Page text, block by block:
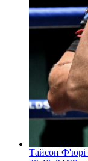
Тайсон Ф'юрі